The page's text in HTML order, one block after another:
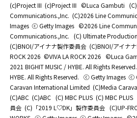
(c)Project III (c)Project III ©Luca Gambuti
Communications.,Inc. (C)2026 Line
Images ⓒ Getty Images ©2026 Line
Communications.,Inc. (C) Ultimate
(C)BNOI/アイナナ製作委員会 (C)BNOI/アイナ
ROCK 2026 ©️VIVA LA ROCK 2026 ©Luca
2021 BIGHIT MUSIC / HYBE. All Rights Reserved.
HYBE. All Rights Reserved. ⓒ Getty Images ⓒ
Caravan International Limited (C)Media
(C)ABC (C)ABC (C) MBC PLUS (C) MBC PLUS
員会 (C)「2019 L♡DK」製作委員会 (C)UP-